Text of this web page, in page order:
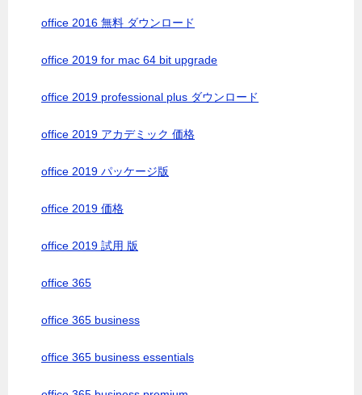
office 2016 無料 ダウンロード
office 2019 for mac 64 bit upgrade
office 2019 professional plus ダウンロード
office 2019 アカデミック 価格
office 2019 パッケージ版
office 2019 価格
office 2019 試用 版
office 365
office 365 business
office 365 business essentials